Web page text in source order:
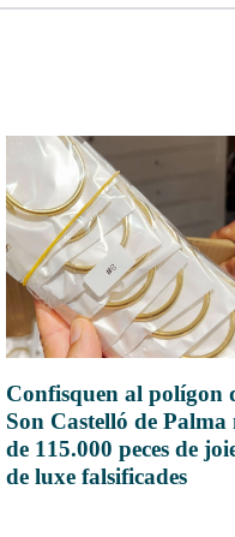
Confisquen al polígon
Son Castelló de Palma
de 115.000 peces de
de luxe falsificades